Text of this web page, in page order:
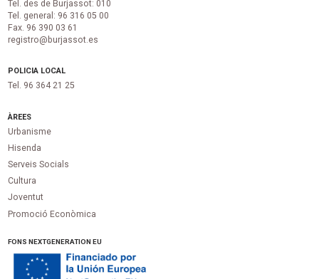
Tel. des de Burjassot: 010
Tel. general: 96 316 05 00
Fax. 96 390 03 61
registro@burjassot.es
POLICIA LOCAL
Tel. 96 364 21 25
ÀREES
Urbanisme
Hisenda
Serveis Socials
Cultura
Joventut
Promoció Econòmica
FONS NEXTGENERATION EU